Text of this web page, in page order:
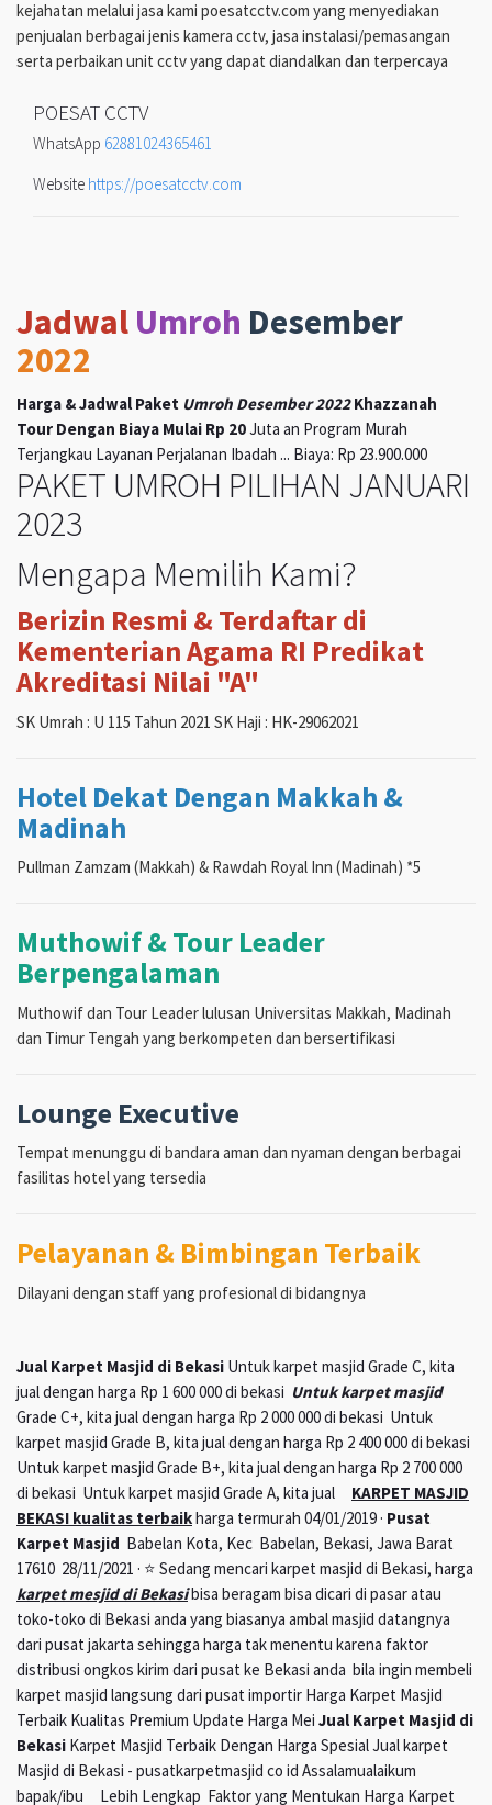
kejahatan melalui jasa kami poesatcctv.com yang menyediakan
penjualan berbagai jenis kamera cctv, jasa instalasi/pemasangan
serta perbaikan unit cctv yang dapat diandalkan dan terpercaya
POESAT CCTV
WhatsApp 62881024365461
Website https://poesatcctv.com
Jadwal Umroh Desember
2022
Harga & Jadwal Paket Umroh Desember 2022Khazzanah
Tour Dengan Biaya Mulai Rp 20Juta an Program Murah
Terjangkau Layanan Perjalanan Ibadah ... Biaya: Rp 23.900.000
PAKET UMROH PILIHAN JANUARI
2023
Mengapa Memilih Kami?
Berizin Resmi & Terdaftar di
Kementerian Agama RI Predikat
Akreditasi Nilai "A"
SK Umrah : U 115 Tahun 2021 SK Haji : HK-29062021
Hotel Dekat Dengan Makkah &
Madinah
Pullman Zamzam (Makkah) & Rawdah Royal Inn (Madinah) *5
Muthowif & Tour Leader
Berpengalaman
Muthowif dan Tour Leader lulusan Universitas Makkah, Madinah
dan Timur Tengah yang berkompeten dan bersertifikasi
Lounge Executive
Tempat menunggu di bandara aman dan nyaman dengan berbagai
fasilitas hotel yang tersedia
Pelayanan & Bimbingan Terbaik
Dilayani dengan staff yang profesional di bidangnya
Jual Karpet Masjid di Bekasi Untuk karpet masjid Grade C, kita
jual dengan harga Rp 1 600 000 di bekasi Untuk karpet masjid
Grade C+, kita jual dengan harga Rp 2 000 000 di bekasi Untuk
karpet masjid Grade B, kita jual dengan harga Rp 2 400 000 di bekasi
Untuk karpet masjid Grade B+, kita jual dengan harga Rp 2 700 000
di bekasi Untuk karpet masjid Grade A, kita jual KARPET MASJID
BEKASI kualitas terbaikharga termurah 04/01/2019 · Pusat
Karpet Masjid Babelan Kota, Kec Babelan, Bekasi, Jawa Barat
17610 28/11/2021 · ⭐ Sedang mencari karpet masjid di Bekasi, harga
karpet mesjid di Bekasibisa beragam bisa dicari di pasar atau
toko-toko di Bekasi anda yang biasanya ambal masjid datangnya
dari pusat jakarta sehingga harga tak menentu karena faktor
distribusi ongkos kirim dari pusat ke Bekasi anda bila ingin membeli
karpet masjid langsung dari pusat importir Harga Karpet Masjid
Terbaik Kualitas Premium Update Harga Mei Jual Karpet Masjid di
Bekasi Karpet Masjid Terbaik Dengan Harga Spesial Jual karpet
Masjid di Bekasi - pusatkarpetmasjid co id Assalamualaikum
bapak/ibu Lebih Lengkap Faktor yang Mentukan Harga Karpet